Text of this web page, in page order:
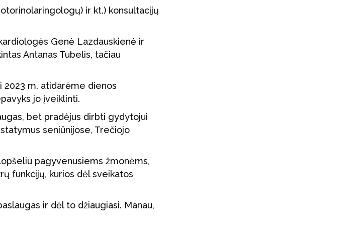
ir kt.) konsultacijų
Genė Lazdauskienė ir
Antanas Tubelis, tačiau
2023 m. atidarėme dienos
jo įveiklinti.
bet pradėjus dirbti gydytojui
seniūnijose, Trečiojo
pagyvenusiems žmonėms,
funkcijų, kurios dėl sveikatos
ir dėl to džiaugiasi. Manau,